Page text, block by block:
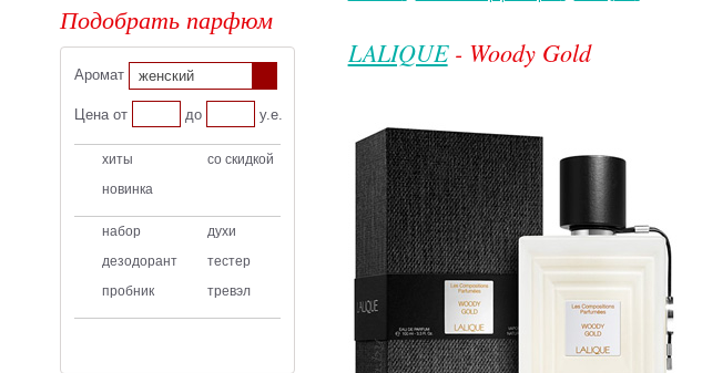
LALIQUE- Woody Gold
Подобрать парфюм
Аромат женский
Цена от до у.е.
хиты
со скидкой
новинка
набор
духи
дезодорант
тестер
пробник
тревэл